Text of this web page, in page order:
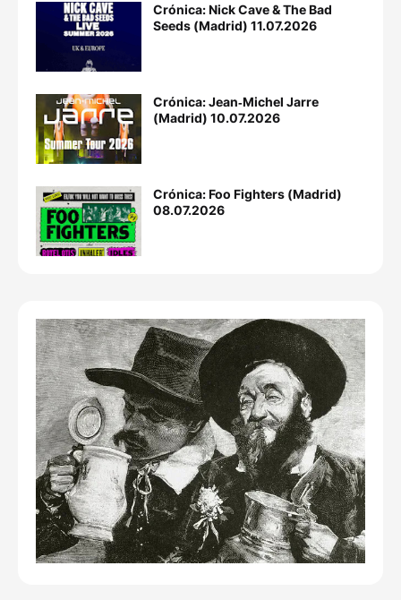
Crónica: Nick Cave & The Bad
Seeds (Madrid) 11.07.2026
Crónica: Jean‐Michel Jarre
(Madrid) 10.07.2026
Crónica: Foo Fighters (Madrid)
08.07.2026